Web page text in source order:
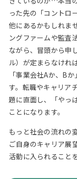
った先の「コントロ
他にあるかもしれま
ングファームや監査
ながら、冒頭から申
ル）が定まらなけれ
「事業会社Aか、B
す。転職やキャリア
題に直面し、「やっ
ことになります。
もっと社会の流れの
ご自身のキャリア展
活動に入られること